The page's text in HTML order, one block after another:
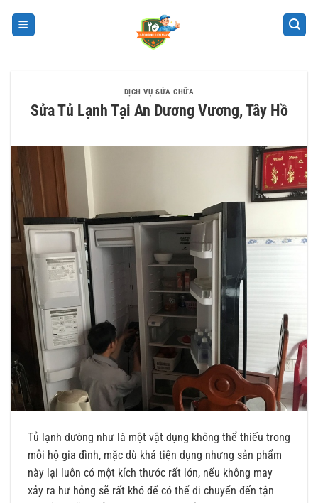
DỊCH VỤ SỬA CHỮA
Sửa Tủ Lạnh Tại An Dương Vương, Tây Hồ
Tủ lạnh dường như là một vật dụng không thể thiếu trong
mỗi hộ gia đình, mặc dù khá tiện dụng nhưng sản phẩm
này lại luôn có một kích thước rất lớn, nếu không may
xảy ra hư hỏng sẽ rất khó để có thể di chuyển đến tận